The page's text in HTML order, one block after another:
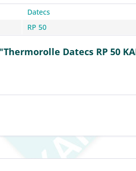
Datecs
RP 50
Datecs RP 50